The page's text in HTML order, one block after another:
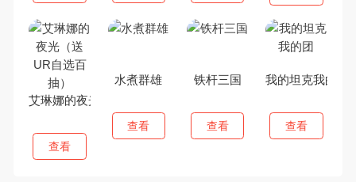
艾琳娜的夜光（送UR自选百抽）
查看
水煮群雄
查看
铁杆三国
查看
我的坦克我的团
查看